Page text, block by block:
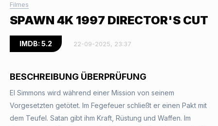
Filmes
SPAWN 4K 1997 DIRECTOR'S CUT
IMDB: 5.2 22-09-2025, 23:37
BESCHREIBUNG ÜBERPRÜFUNG
El Simmons wird während einer Mission von seinem
Vorgesetzten getötet. Im Fegefeuer schließt er einen Pakt mit
dem Teufel. Satan gibt ihm Kraft, Rüstung und Waffen. Im